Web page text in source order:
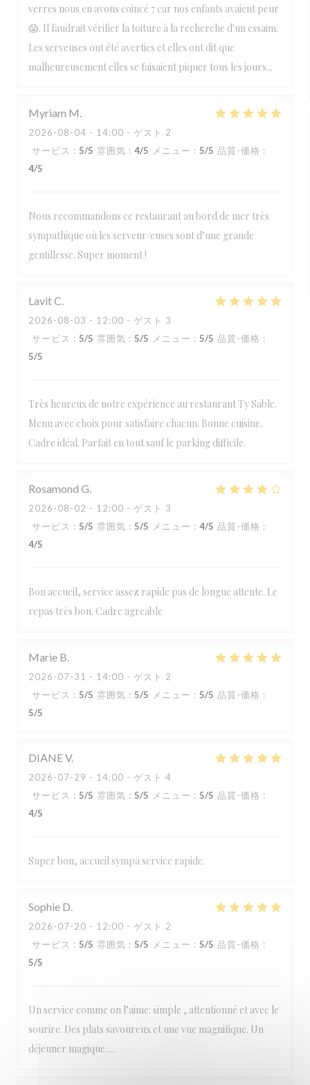
verres nous en avons coincé 7 car nos enfants avaient peur
😱. Il faudrait vérifier la toiture à la recherche d'un essaim.
Les serveuses ont été averties et elles ont dit que
malheureusement elles se faisaient piquer tous les jours...
Myriam M
2026-08-04 - 14:00 - ゲスト 2
サービス : 5/5 雰囲気 : 4/5 メニュー : 5/5 品質-価格 :
4/5
Nous recommandons ce restaurant au bord de mer très
sympathique où les serveur/euses sont d’une grande
gentillesse. Super moment !
LavitC
2026-08-03 - 12:00 - ゲスト 3
サービス : 5/5 雰囲気 : 5/5 メニュー : 5/5 品質-価格 :
5/5
Très heureux de notre expérience au restaurant Ty Sable.
Menu avec choix pour satisfaire chacun. Bonne cuisine.
Cadre idéal. Parfait en tout sauf le parking difficile.
Rosamond G
2026-08-02 - 12:00 - ゲスト 3
サービス : 5/5 雰囲気 : 5/5 メニュー : 4/5 品質-価格 :
4/5
Bon accueil, service assez rapide pas de longue attente. Le
repas très bon. Cadre agreable
Marie B
2026-07-31 - 14:00 - ゲスト 2
サービス : 5/5 雰囲気 : 5/5 メニュー : 5/5 品質-価格 :
5/5
DIANEV
2026-07-29 - 14:00 - ゲスト 4
サービス : 5/5 雰囲気 : 5/5 メニュー : 5/5 品質-価格 :
4/5
Super bon, accueil sympa service rapide.
Sophie D
2026-07-20 - 12:00 - ゲスト 2
サービス : 5/5 雰囲気 : 5/5 メニュー : 5/5 品質-価格 :
5/5
Un service comme on l’aime: simple , attentionné et avec le
sourire. Des plats savoureux et une vue magnifique. Un
déjeuner magique….